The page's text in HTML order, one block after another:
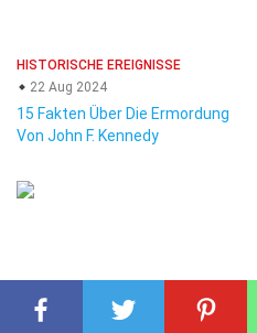
HISTORISCHE EREIGNISSE
22 Aug 2024
15 Fakten Über Die Ermordung
Von John F. Kennedy